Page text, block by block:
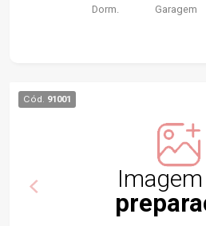
Dorm. Garagem
Cód. 91001